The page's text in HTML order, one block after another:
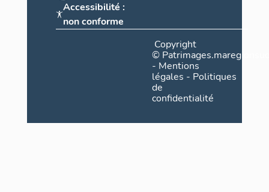
Accessibilité :
non conforme
Copyright
©
- Mentions
légales - Politiques
de
confidentialité